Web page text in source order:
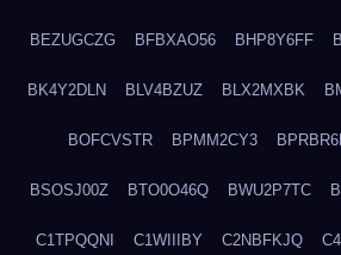
BEZUGCZG BFBXAO56 BHP8Y6FF
BK4Y2DLN BLV4BZUZ BLX2MXBK
BOFCVSTR BPMM2CY3
BSOSJ00Z BTO0O46Q BWU2P7TC
C1TPQQNI C1WIIIBY C2NBFKJQ